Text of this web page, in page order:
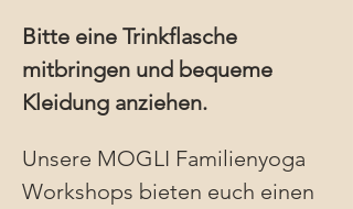
Bitte eine Trinkflasche
mitbringen und bequeme
Kleidung anziehen.
Unsere MOGLI Familienyoga
Workshops bieten euch einen